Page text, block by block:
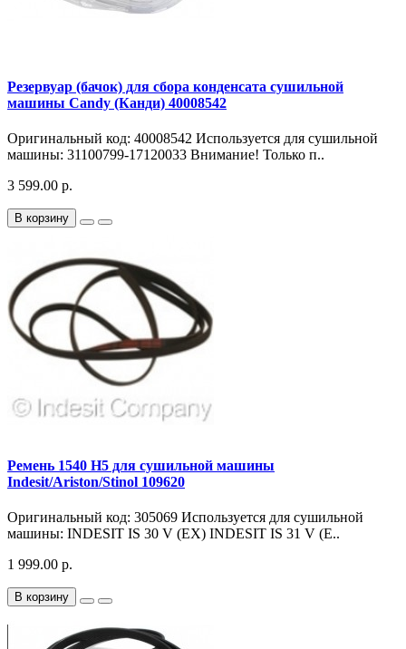
Резервуар (бачок) для сбора конденсата сушильной
машины Candy (Канди) 40008542
Оригинальный код: 40008542 Используется для сушильной
машины: 31100799-17120033 Внимание! Только п..
3 599.00 р.
В корзину
Ремень 1540 Н5 для сушильной машины
Indesit/Ariston/Stinol 109620
Оригинальный код: 305069 Используется для сушильной
машины: INDESIT IS 30 V (EX) INDESIT IS 31 V (E..
1 999.00 р.
В корзину